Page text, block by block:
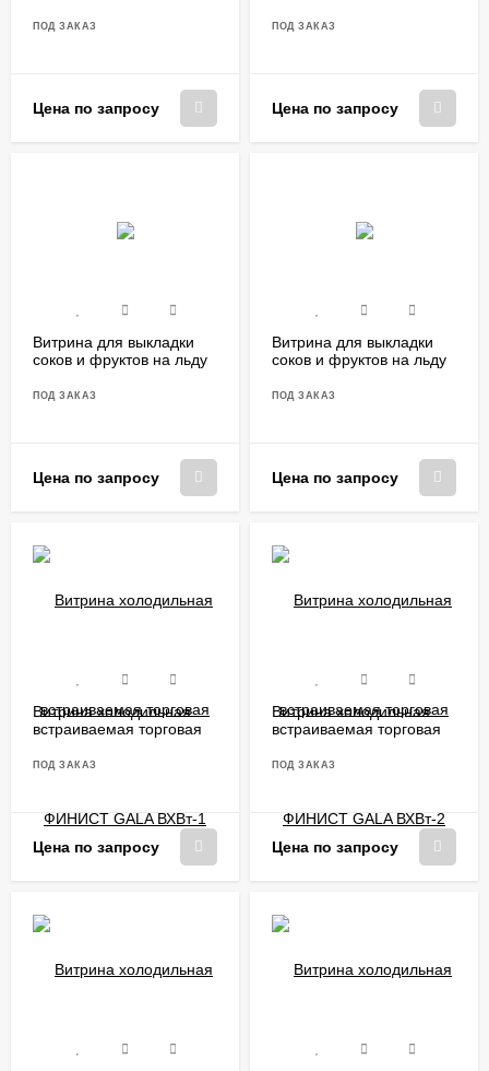
ПОД ЗАКАЗ
Цена по запросу
ПОД ЗАКАЗ
Цена по запросу
Витрина для выкладки
соков и фруктов на льду
ПОД ЗАКАЗ
Цена по запросу
Витрина для выкладки
соков и фруктов на льду
ПОД ЗАКАЗ
Цена по запросу
Витрина холодильная
встраиваемая торговая
ПОД ЗАКАЗ
Цена по запросу
Витрина холодильная
встраиваемая торговая
ПОД ЗАКАЗ
Цена по запросу